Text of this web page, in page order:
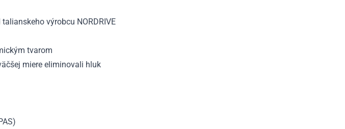
výrobcu NORDRIVE
tvarom
miere eliminovali hluk